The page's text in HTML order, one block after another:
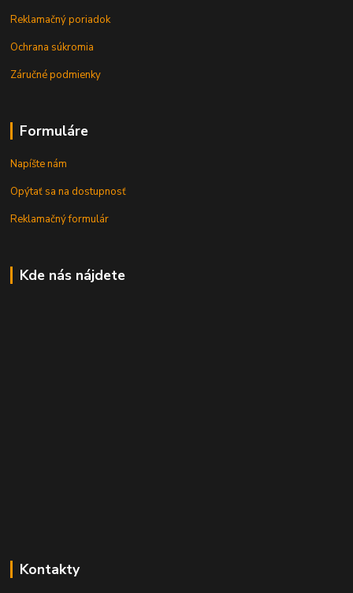
Reklamačný poriadok
Ochrana súkromia
Záručné podmienky
Formuláre
Napíšte nám
Opýtať sa na dostupnosť
Reklamačný formulár
Kde nás nájdete
Kontakty